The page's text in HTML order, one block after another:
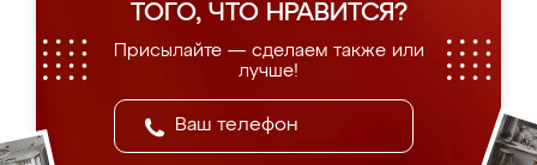
ТОГО, ЧТО НРАВИТСЯ?
Присылайте — сделаем также или
лучше!